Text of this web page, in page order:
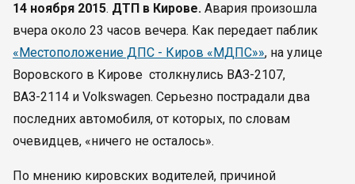
14 ноября 2015. ДТП в Кирове. Авария произошла
вчера около 23 часов вечера. Как передает паблик
«Местоположение ДПС - Киров «МДПС»», на улице
Воровского в Кирове столкнулись ВАЗ-2107,
ВАЗ-2114 и Volkswagen. Серьезно пострадали два
последних автомобиля, от которых, по словам
очевидцев, «ничего не осталось».
По мнению кировских водителей, причиной